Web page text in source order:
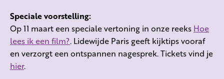
Speciale voorstelling:
Op 11 maart een speciale vertoning in onze reeks Hoe
lees ik een film?. Lidewijde Paris geeft kijktips vooraf
en verzorgt een ontspannen nagesprek. Tickets vind je
hier.